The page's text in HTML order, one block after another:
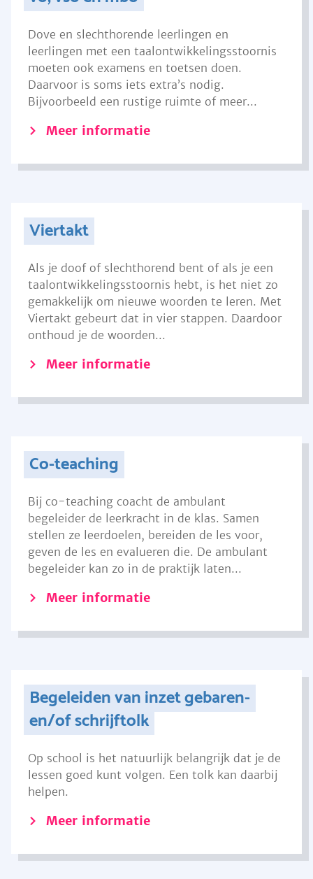
Dove en slechthorende leerlingen en
leerlingen met een taalontwikkelingsstoornis
moeten ook examens en toetsen doen.
Daarvoor is soms iets extra’s nodig.
Bijvoorbeeld een rustige ruimte of meer...
Meer informatie
Viertakt
Als je doof of slechthorend bent of als je een
taalontwikkelingsstoornis hebt, is het niet zo
gemakkelijk om nieuwe woorden te leren. Met
Viertakt gebeurt dat in vier stappen. Daardoor
onthoud je de woorden...
Meer informatie
Co-teaching
Bij co-teaching coacht de ambulant
begeleider de leerkracht in de klas. Samen
stellen ze leerdoelen, bereiden de les voor,
geven de les en evalueren die. De ambulant
begeleider kan zo in de praktijk laten...
Meer informatie
Begeleiden van inzet gebaren-
en/of schrijftolk
Op school is het natuurlijk belangrijk dat je de
lessen goed kunt volgen. Een tolk kan daarbij
helpen.
Meer informatie